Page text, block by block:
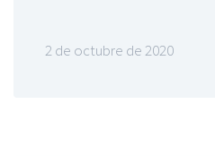
2 de octubre de 2020